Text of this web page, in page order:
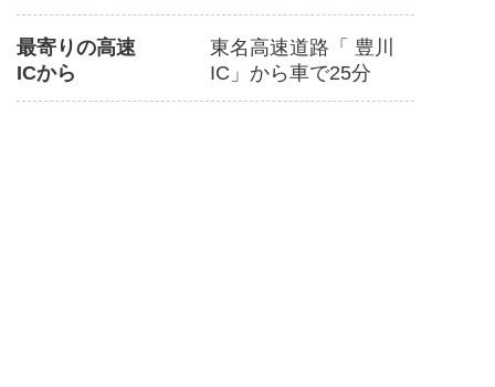
最寄りの高速
ICから
東名高速道路「 豊川
IC」から車で25分